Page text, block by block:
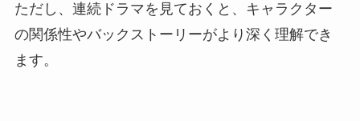
ただし、連続ドラマを見ておくと、キャラクター
の関係性やバックストーリーがより深く理解でき
ます。